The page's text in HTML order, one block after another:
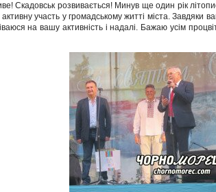
Скадовськ розвивається! Минув ще один рік
участь у громадському житті міста. Завдяки
на вашу активність і надалі. Бажаю усім